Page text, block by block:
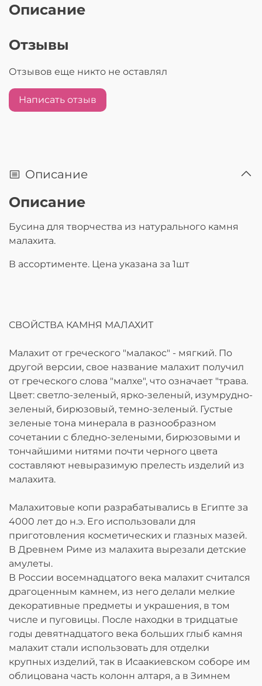
Описание
Отзывы
Отзывов еще никто не оставлял
Написать отзыв
Описание
Описание
Бусина для творчества из натурального камня
малахита.
В ассортименте. Цена указана за 1шт
СВОЙСТВА КАМНЯ МАЛАХИТ
Малахит от греческого "малакос" - мягкий. По
другой версии, свое название малахит получил
от греческого слова "малхе", что означает "трава.
Цвет: светло-зеленый, ярко-зеленый, изумрудно-
зеленый, бирюзовый, темно-зеленый. Густые
зеленые тона минерала в разнообразном
сочетании с бледно-зелеными, бирюзовыми и
тончайшими нитями почти черного цвета
составляют невыразимую прелесть изделий из
малахита.
Малахитовые копи разрабатывались в Египте за
4000 лет до н.э. Его использовали для
приготовления косметических и глазных мазей.
В Древнем Риме из малахита вырезали детские
амулеты.
В России восемнадцатого века малахит считался
драгоценным камнем, из него делали мелкие
декоративные предметы и украшения, в том
числе и пуговицы. После находки в тридцатые
годы девятнадцатого века больших глыб камня
малахит стали использовать для отделки
крупных изделий, так в Исаакиевском соборе им
облицована часть колонн алтаря, а в Зимнем